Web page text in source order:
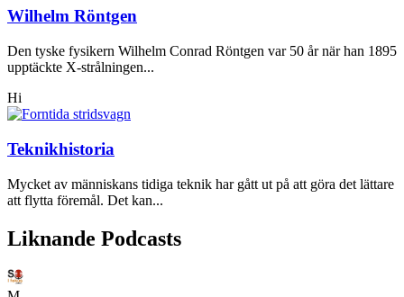
Wilhelm Röntgen
Den tyske fysikern Wilhelm Conrad Röntgen var 50 år när han 1895
upptäckte X-strålningen...
Hi
Teknikhistoria
Mycket av människans tidiga teknik har gått ut på att göra det lättare
att flytta föremål. Det kan...
Liknande Podcasts